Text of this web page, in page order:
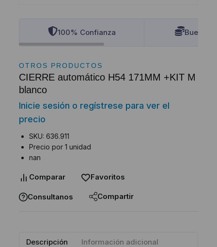
100% Confianza Buenos
OTROS PRODUCTOS
CIERRE automático H54 171MM +KIT M
blanco
Inicie sesión o regístrese para ver el
precio
SKU: 636.911
Precio por 1 unidad
nan
Comparar Favoritos
Consultanos Compartir
Descripción Información adicional